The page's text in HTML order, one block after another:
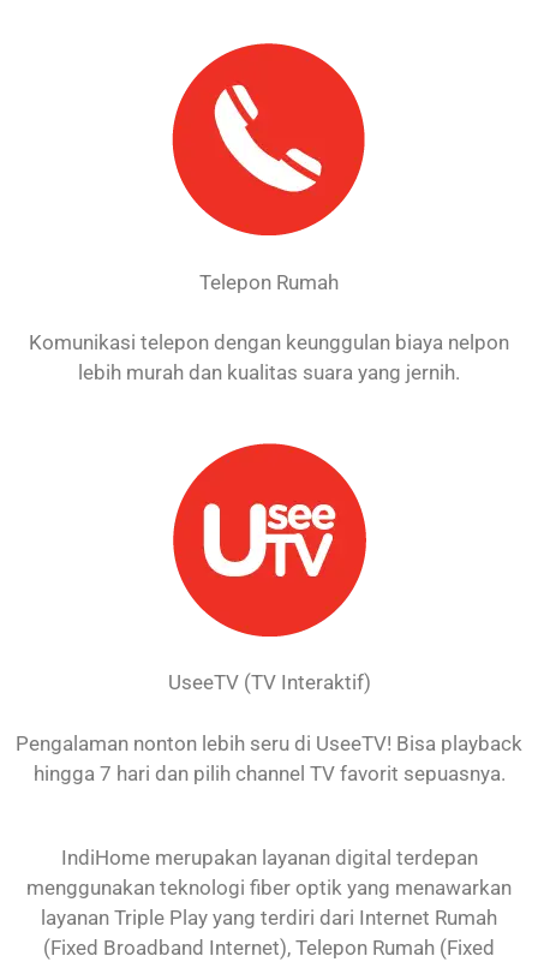
Telepon Rumah
Komunikasi telepon dengan keunggulan biaya nelpon
lebih murah dan kualitas suara yang jernih.
UseeTV (TV Interaktif)
Pengalaman nonton lebih seru di UseeTV! Bisa playback
hingga 7 hari dan pilih channel TV favorit sepuasnya.
IndiHome merupakan layanan digital terdepan
menggunakan teknologi fiber optik yang menawarkan
layanan Triple Play yang terdiri dari Internet Rumah
(Fixed Broadband Internet), Telepon Rumah (Fixed